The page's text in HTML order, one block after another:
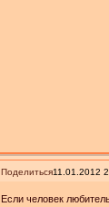
Поделиться11.01.2012
Если человек